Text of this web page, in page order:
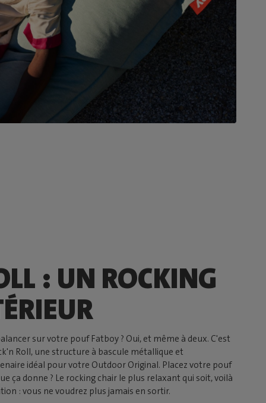
: UN ROCKING
sur votre pouf Fatboy ? Oui, et même à deux. C'est
Roll, une structure à bascule métallique et
idéal pour votre Outdoor Original. Placez votre pouf
ça donne ? Le rocking chair le plus relaxant qui soit, voilà
: vous ne voudrez plus jamais en sortir.